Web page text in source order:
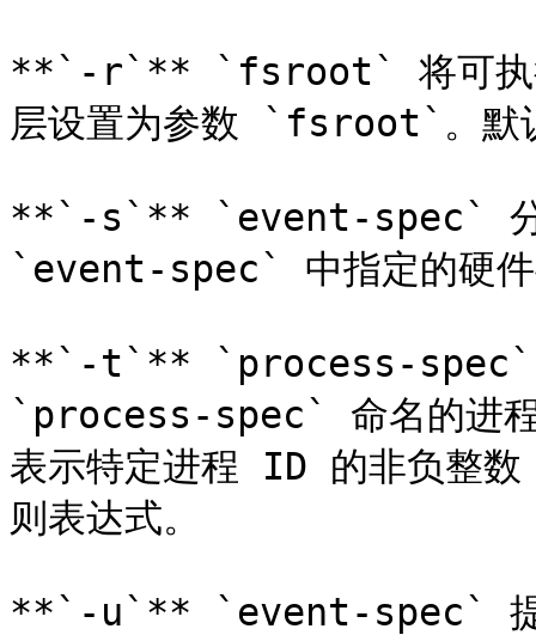
**`-r`** `fsroot` 将可执行
层设置为参数 `fsroot`。
**`-s`** `event-spec` 分配
`event-spec` 中指定的硬件
**`-t`** `process-spec` 将
`process-spec` 命名的进
表示特定进程 ID 的非负整数
则表达式。
**`-u`** `event-spec` 提